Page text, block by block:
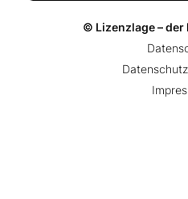
© Lizenzlage –